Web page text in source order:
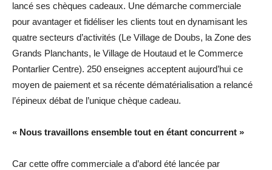
lancé ses chèques cadeaux. Une démarche commerciale
pour avantager et fidéliser les clients tout en dynamisant les
quatre secteurs d’activités (Le Village de Doubs, la Zone des
Grands Planchants, le Village de Houtaud et le Commerce
Pontarlier Centre). 250 enseignes acceptent aujourd’hui ce
moyen de paiement et sa récente dématérialisation a relancé
l’épineux débat de l’unique chèque cadeau.
« Nous travaillons ensemble tout en étant concurrent »
Car cette offre commerciale a d’abord été lancée par